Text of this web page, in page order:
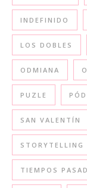
INDEFINIDO
LOS DOBLES
ODMIANA
PUZLE
SAN VALENTÍN
STORYTELLING
TIEMPOS